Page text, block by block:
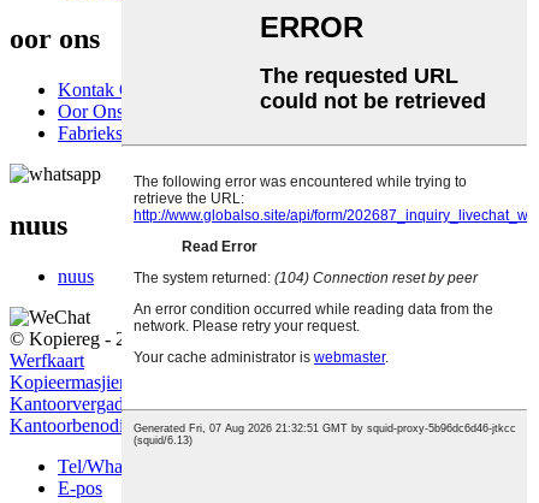
oor ons
Kontak Ons
Oor Ons
Fabriekstoer
nuus
nuus
© Kopiereg - 2010-2022: Alle regte voorbehou.
Werfkaart
Kopieermasjienonderdele
Kantoorvergadering
Kantoorbenodigdhede,
Tel/Whatsapp
E-pos